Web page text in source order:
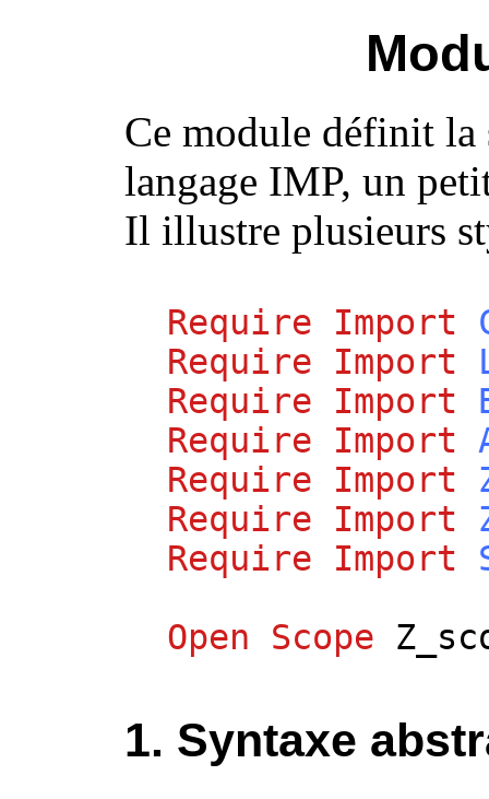
Ce module définit la
langage IMP, un
Il illustre plusieurs
Require Import
Require
Import
Require
Import
Require
Import
Require
Import
Require
Import
Require
Import
Open
Scope
1. Syntaxe